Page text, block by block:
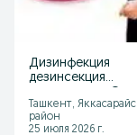
Дизинфекция
дезинсекция
клопов,
мышей, мураш
Ташкент,
район
25 июля 2026 г.